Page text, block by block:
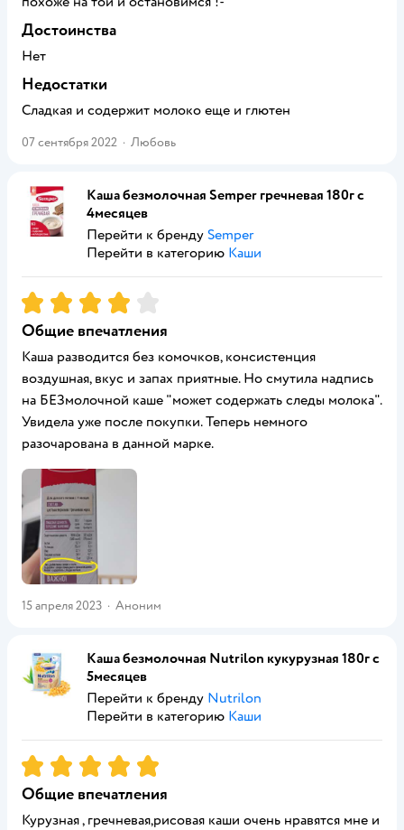
Достоинства
Нет
Недостатки
Сладкая и содержит молоко еще и глютен
07 сентября 2022 · Любовь
Каша безмолочная Semper гречневая 180г с
4месяцев
Перейти к бренду Semper
Перейти в категорию Каши
Рейтинг:4
Общие впечатления
Каша разводится без комочков, консистенция
воздушная, вкус и запах приятные. Но смутила надпись
на БЕЗмолочной каше "может содержать следы молока".
Увидела уже после покупки. Теперь немного
разочарована в данной марке.
15 апреля 2023 · Аноним
Каша безмолочная Nutrilon кукурузная 180г с
5месяцев
Перейти к бренду Nutrilon
Перейти в категорию Каши
Рейтинг:5
Общие впечатления
Курузная , гречневая,рисовая каши очень нравятся мне и